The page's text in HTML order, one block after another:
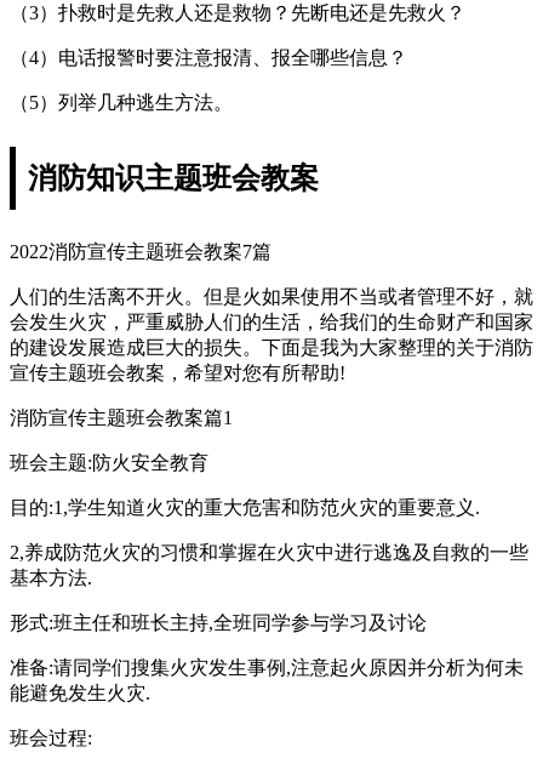
（3）扑救时是先救人还是救物？先断电还是先救火？
（4）电话报警时要注意报清、报全哪些信息？
（5）列举几种逃生方法。
消防知识主题班会教案
2022消防宣传主题班会教案7篇
人们的生活离不开火。但是火如果使用不当或者管理不好，就
会发生火灾，严重威胁人们的生活，给我们的生命财产和国家
的建设发展造成巨大的损失。下面是我为大家整理的关于消防
宣传主题班会教案，希望对您有所帮助!
消防宣传主题班会教案篇1
班会主题:防火安全教育
目的:1,学生知道火灾的重大危害和防范火灾的重要意义.
2,养成防范火灾的习惯和掌握在火灾中进行逃逸及自救的一些
基本方法.
形式:班主任和班长主持,全班同学参与学习及讨论
准备:请同学们搜集火灾发生事例,注意起火原因并分析为何未
能避免发生火灾.
班会过程: